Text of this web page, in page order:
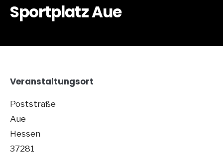
Sportplatz Aue
Veranstaltungsort
Poststraße
Aue
Hessen
37281